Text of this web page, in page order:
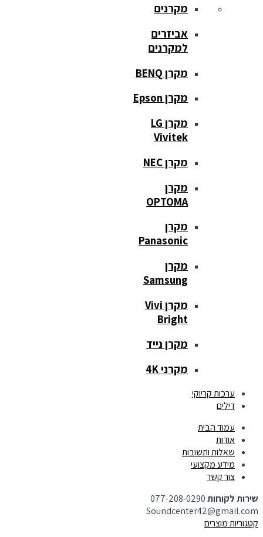
מקרנים
אביזרים
למקרנים
מקרן BENQ
מקרן Epson
מקרן LG
Vivitek
מקרן NEC
מקרן
OPTOMA
מקרן
Panasonic
מקרן
Samsung
מקרן Vivi
Bright
מקרן נייד
מקרני 4K
ערכות קריוקי
דילים
עמוד הבית
אודות
שאלות ותשובות
מידע מקצועי
צור קשר
שירות לקוחות077-208-0290
Soundcenter42@gmail.com
קטגוריות מוצרים